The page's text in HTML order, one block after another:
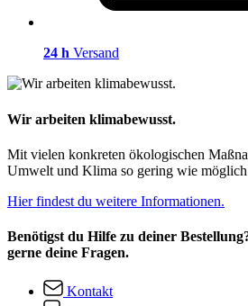
24 h Versand
Wir arbeiten klimabewusst.
Mit vielen konkreten ökologischen
Umwelt und Klima so gering wie möglich
Hier findest du weitere Informationen.
Benötigst du Hilfe zu deiner
gerne deine Fragen.
Kontakt